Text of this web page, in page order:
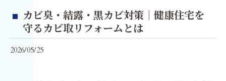
カビ臭・結露・黒カビ対策｜健康住宅を
守るカビ取リフォームとは
2026/05/25